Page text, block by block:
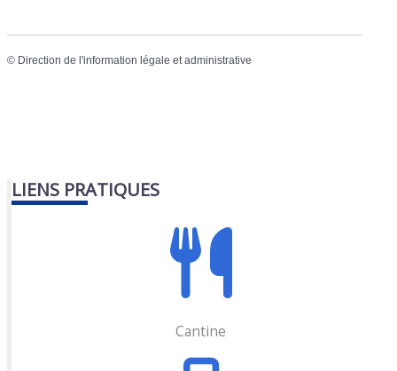
© Direction de l'information légale et administrative
LIENS PRATIQUES
Cantine